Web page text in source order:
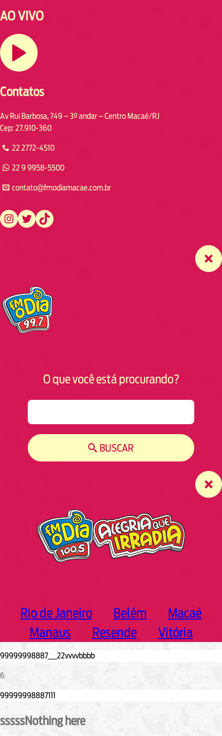
AO VIVO
Contatos
Av Rui Barbosa, 749 – 3º andar – Centro Macaé/RJ
Cep: 27.910-360
22 2772-4510
22 9 9958-5500
contato@fmodiamacae.com.br
https://www.instagram.com/fmodia.macae/ https://twitter.com/fmodia.macae/ https://www.tiktok.com/@fmodia.macae
O que você está procurando?
BUSCAR
Rio de Janeiro Belém
Macaé
Manaus
Resende Vitória
6
sssssNothing here